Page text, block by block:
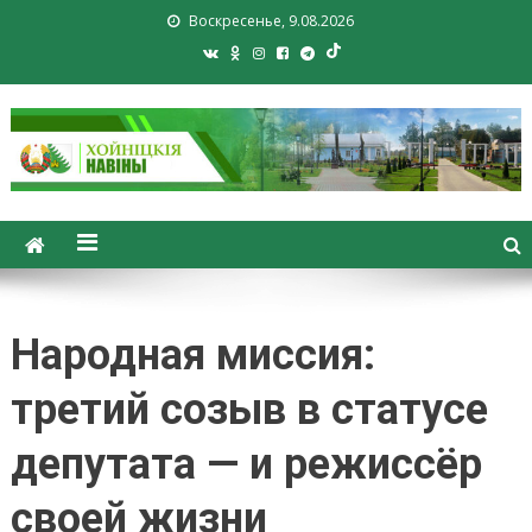
Воскресенье, 9.08.2026
Хойники. Хойнiцкiя навiны.
Новости Хойник. Районная
Народная миссия:
третий созыв в статусе
депутата — и режиссёр
своей жизни